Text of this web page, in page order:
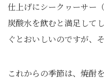
仕上げにシークヮーサー
炭酸水を飲むと満足して
ぐとおいしいのですが、
これからの季節は、焼酎